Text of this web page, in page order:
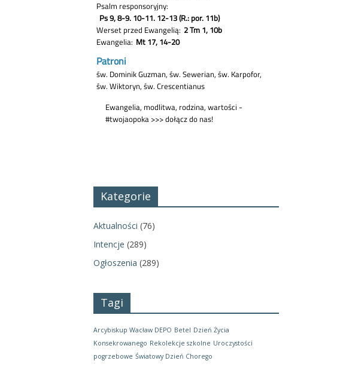
Kategorie
Aktualności (76)
Intencje (289)
Ogłoszenia (289)
Tagi
Arcybiskup Wacław DEPO Betel Dzień Życia
Konsekrowanego Rekolekcje szkolne Uroczystości
pogrzebowe Światowy Dzień Chorego